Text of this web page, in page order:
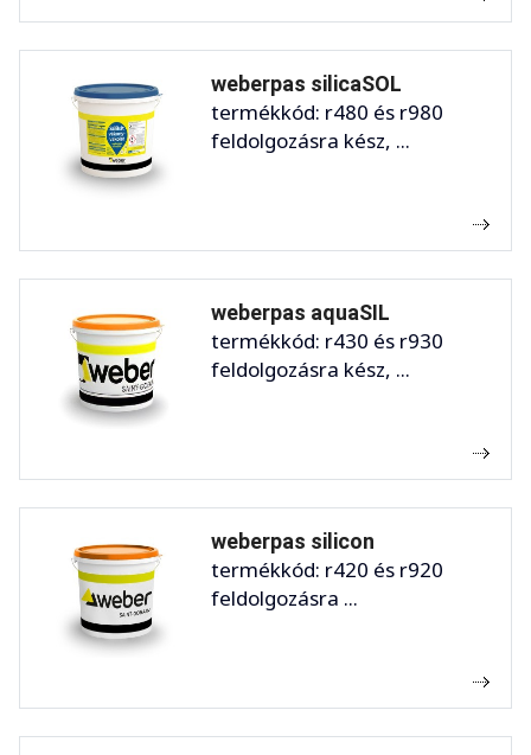
weberpas silicaSOL
termékkód: r480 és r980
feldolgozásra kész, ...
weberpas aquaSIL
termékkód: r430 és r930
feldolgozásra kész, ...
weberpas silicon
termékkód: r420 és r920
feldolgozásra ...